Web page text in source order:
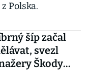
Polska.
šíp začal
svezl
Škody